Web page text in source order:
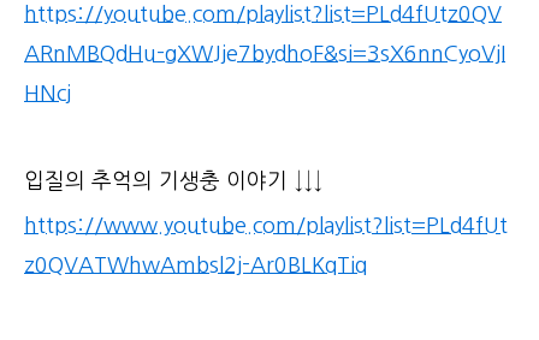
https://youtube.com/playlist?list=PLd4fUtz0QV
ARnMBQdHu-gXWJje7bydhoF&si=3sX6nnCyoVjI
HNcj
입질의 추억의 기생충 이야기 ↓↓↓
https://www.youtube.com/playlist?list=PLd4fUt
z0QVATWhwAmbsl2j-Ar0BLKqTiq